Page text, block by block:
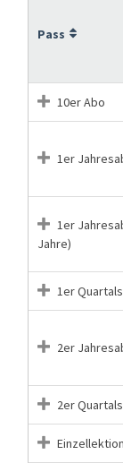
Pass
10er Abo
1er
1er
Jahre)
1er
2er
2er
Einzellektion